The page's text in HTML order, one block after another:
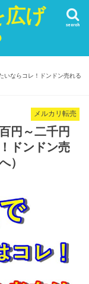
広げ
search
いならコレ！ドンドン売れる
メルカリ転売
円～二千円
ドンドン売
）